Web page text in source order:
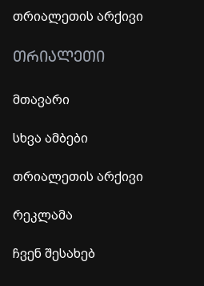
თრიალეთის არქივი
ᲗᲠᲘᲐᲚᲔᲗᲘ
მთავარი
სხვა ამბები
თრიალეთის არქივი
რეკლამა
ჩვენ შესახებ